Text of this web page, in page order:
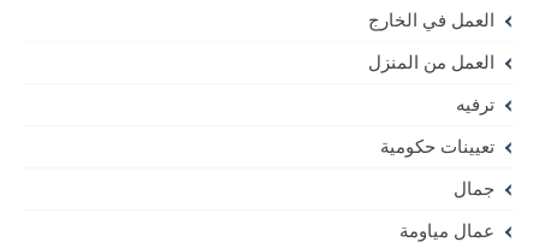
العمل في الخارج
العمل من المنزل
ترفيه
تعيينات حكومية
جمال
عمال مياومة